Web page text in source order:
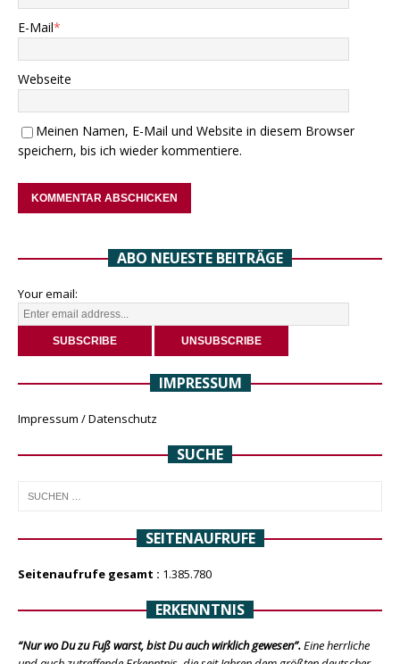
E-Mail*
Webseite
Meinen Namen, E-Mail und Website in diesem Browser
speichern, bis ich wieder kommentiere.
ABO NEUESTE BEITRÄGE
Your email:
IMPRESSUM
Impressum / Datenschutz
SUCHE
SEITENAUFRUFE
Seitenaufrufe gesamt : 1.385.780
ERKENNTNIS
“Nur wo Du zu Fuß warst, bist Du auch wirklich gewesen”.Eine herrliche